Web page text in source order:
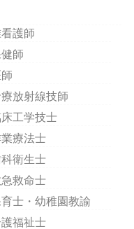
護師
師
放射線技師
工学技士
療法士
衛生士
救命士
士・幼稚園教諭
福祉士